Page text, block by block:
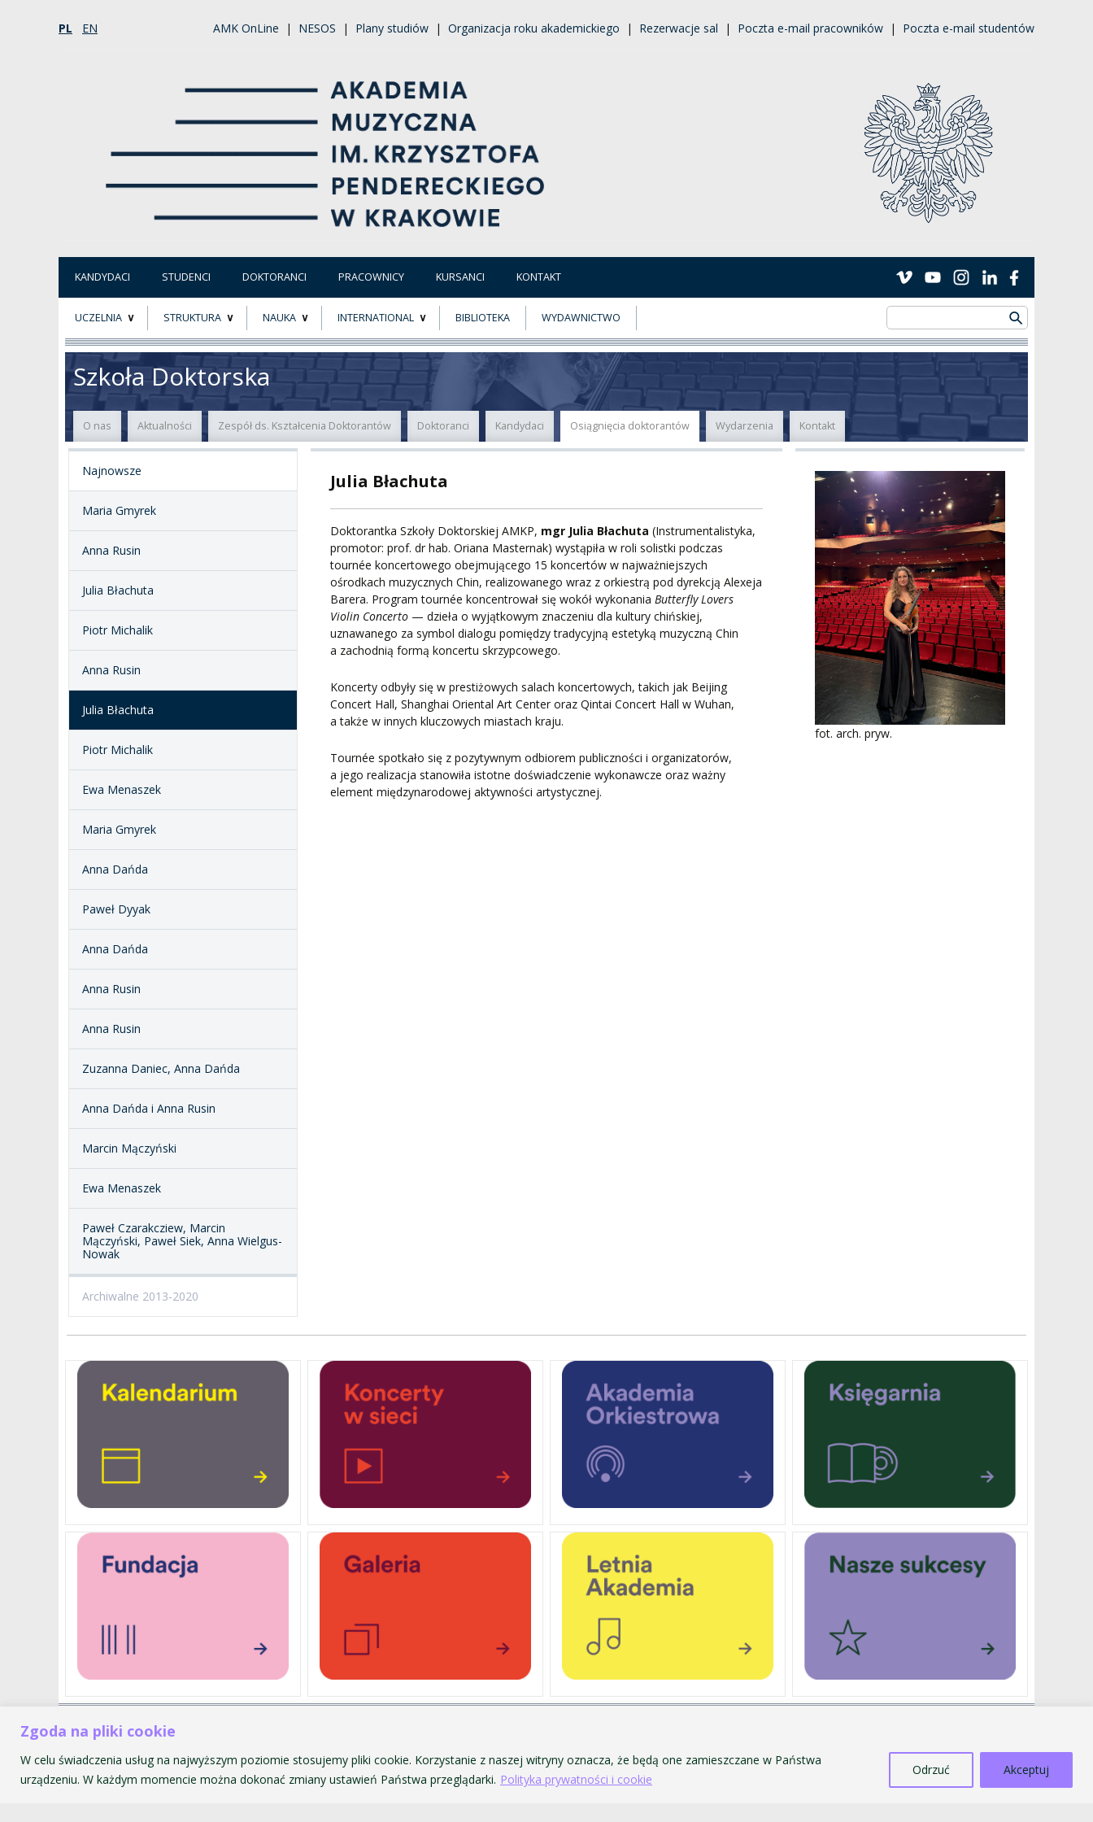
Zgoda na pliki cookie
W celu świadczenia usług na najwyższym poziomie stosujemy pliki cookie. Korzystanie z naszej witryny oznacza, że będą one zamieszczane w Państwa
urządzeniu. W każdym momencie można dokonać zmiany ustawień Państwa przeglądarki. Polityka prywatności i cookie
Odrzuć Akceptuj
PL EN AMK OnLine | NESOS | Plany studiów | Organizacja roku akademickiego | Rezerwacje sal | Poczta e-mail pracowników | Poczta e-mail studentów
KANDYDACI STUDENCI DOKTORANCI PRACOWNICY KURSANCI KONTAKT
UCZELNIA
O NAS
PATRON
KADRA PEDAGOGICZNA
WYBORY
DOKTORATY HC
STRUKTURA
ORGANY UCZELNI
WŁADZE
WYDZIAŁY
ZESPÓŁ DYDAKTYCZNY
NAUKA
PROJEKTY BADAWCZE
EWALUACJA
JAKOŚĆ KSZTAŁCENIA
NOSTRYFIKACJA
DYPLOMÓW
NOSTRYFIKACJA STOPNI
POSTĘPOWANIA
POTWIERDZANIE EFEKTÓW
DOKUMENTY PUBLICZNE
DRUGIEJ KATEGORII
INTERNATIONAL
ERASMUS+
POWER
BIBLIOTEKA WYDAWNICTWO
Szkoła Doktorska
O nas Aktualności Zespół ds. Kształcenia Doktorantów Doktoranci Kandydaci Osiągnięcia doktorantów Wydarzenia Kontakt
Najnowsze
Maria Gmyrek
Anna Rusin
Julia Błachuta
Piotr Michalik
Anna Rusin
Julia Błachuta
Piotr Michalik
Ewa Menaszek
Maria Gmyrek
Anna Dańda
Paweł Dyyak
Anna Dańda
Anna Rusin
Anna Rusin
Zuzanna Daniec, Anna Dańda
Anna Dańda i Anna Rusin
Marcin Mączyński
Ewa Menaszek
Paweł Czarakcziew, Marcin
Mączyński, Paweł Siek, Anna Wielgus-
Nowak
Archiwalne 2013-2020
fot. arch. pryw.
Julia Błachuta
Doktorantka Szkoły Doktorskiej AMKP, mgr Julia Błachuta (Instrumentalistyka,
promotor: prof. dr hab. Oriana Masternak) wystąpiła w roli solistki podczas
tournée koncertowego obejmującego 15 koncertów w najważniejszych
ośrodkach muzycznych Chin, realizowanego wraz z orkiestrą pod dyrekcją Alexeja
Barera. Program tournée koncentrował się wokół wykonaniaButterfly Lovers
Violin Concerto — dzieła o wyjątkowym znaczeniu dla kultury chińskiej,
uznawanego za symbol dialogu pomiędzy tradycyjną estetyką muzyczną Chin
a zachodnią formą koncertu skrzypcowego.
Koncerty odbyły się w prestiżowych salach koncertowych, takich jak Beijing
Concert Hall, Shanghai Oriental Art Center oraz Qintai Concert Hall w Wuhan,
a także w innych kluczowych miastach kraju.
Tournée spotkało się z pozytywnym odbiorem publiczności i organizatorów,
a jego realizacja stanowiła istotne doświadczenie wykonawcze oraz ważny
element międzynarodowej aktywności artystycznej.
31-027 Kraków
DOSTĘPNOŚĆ
ZAMÓWIENIA PUBLICZNE
SPRZEDAŻ ŚRODKÓW MAJĄTKU TRWAŁEGO
PRZECIWDZIAŁANIE MOBBINGOWI